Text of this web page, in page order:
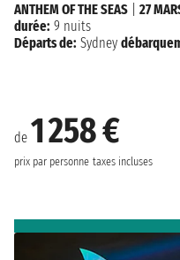
de 1 258 €
prix par personne taxes incluses
ANTHEM OF THE SEAS
27
durée: 9 nuits
Départs de: Sydney